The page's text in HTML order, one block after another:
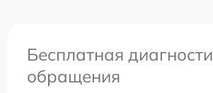
Бесплатная
обращения